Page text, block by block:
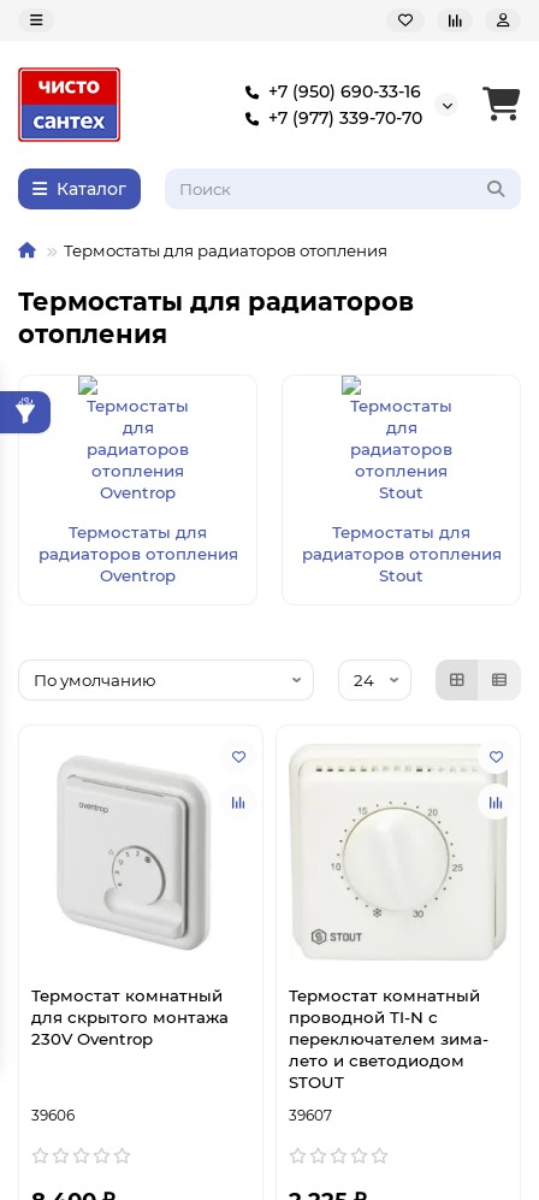
+7 (950) 690-33-16
+7 (977) 339-70-70
Каталог
Термостаты для радиаторов отопления
Термостаты для радиаторов
отопления
Термостаты для
радиаторов отопления
Oventrop
Термостаты для
радиаторов отопления
Stout
Термостат комнатный
для скрытого монтажа
230V Oventrop
39606
Термостат комнатный
проводной TI-N с
переключателем зима-
лето и светодиодом
STOUT
39607